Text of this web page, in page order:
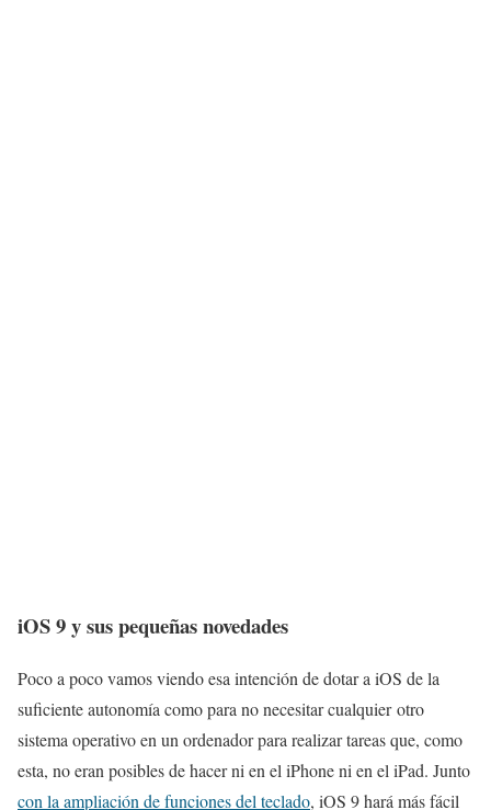
iOS 9 y sus pequeñas novedades
Poco a poco vamos viendo esa intención de dotar a iOS de la
suficiente autonomía como para no necesitar cualquier otro
sistema operativo en un ordenador para realizar tareas que, como
esta, no eran posibles de hacer ni en el iPhone ni en el iPad. Junto
con la ampliación de funciones del teclado, iOS 9 hará más fácil